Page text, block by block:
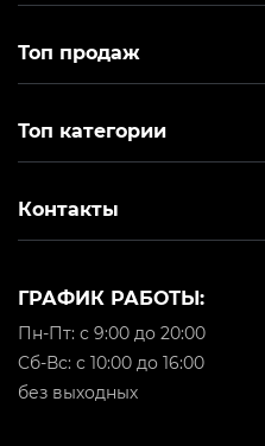
Топ продаж
Топ категории
Контакты
ГРАФИК РАБОТЫ:
Пн-Пт: с 9:00 до 20:00
Cб-Вс: с 10:00 до 16:00
без выходных